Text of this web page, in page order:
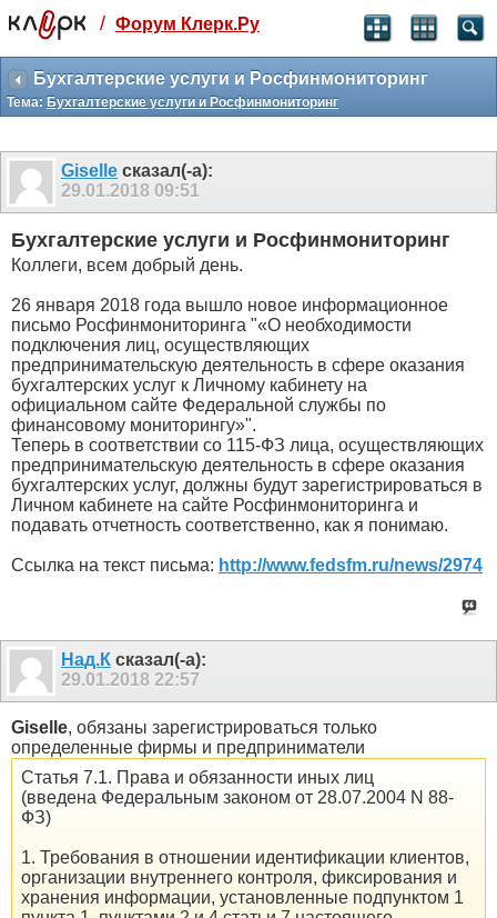
Святые угодники, Клерк без рекламы
прекрасен:)
месяц
3 месяца
259
₽
-10%
499 ₽
-15%
/ Форум Клерк.Ру
Бухгалтерские услуги и Росфинмониторинг
Тема: Бухгалтерские услуги и Росфинмониторинг
Giselle сказал(-а):
29.01.2018 09:51
Бухгалтерские услуги и Росфинмониторинг
Коллеги, всем добрый день.
26 января 2018 года вышло новое информационное
письмо Росфинмониторинга "«О необходимости
подключения лиц, осуществляющих
предпринимательскую деятельность в сфере оказания
бухгалтерских услуг к Личному кабинету на
официальном сайте Федеральной службы по
финансовому мониторингу»".
Теперь в соответствии со 115-ФЗ лица, осуществляющих
предпринимательскую деятельность в сфере оказания
бухгалтерских услуг, должны будут зарегистрироваться в
Личном кабинете на сайте Росфинмониторинга и
подавать отчетность соответственно, как я понимаю.
Ссылка на текст письма: http://www.fedsfm.ru/news/2974
Над.К сказал(-а):
29.01.2018 22:57
Giselle, обязаны зарегистрироваться только
определенные фирмы и предприниматели
Статья 7.1. Права и обязанности иных лиц
(введена Федеральным законом от 28.07.2004 N 88-
ФЗ)
1. Требования в отношении идентификации клиентов,
организации внутреннего контроля, фиксирования и
хранения информации, установленные подпунктом 1